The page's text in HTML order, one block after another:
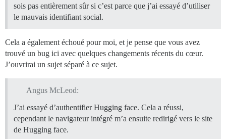
sois pas entièrement sûr si c’est parce que j’ai essayé d’utiliser
le mauvais identifiant social.
Cela a également échoué pour moi, et je pense que vous avez
trouvé un bug ici avec quelques changements récents du cœur.
J’ouvrirai un sujet séparé à ce sujet.
Angus McLeod:
J’ai essayé d’authentifier Hugging face. Cela a réussi,
cependant le navigateur intégré m’a ensuite redirigé vers le site
de Hugging face.